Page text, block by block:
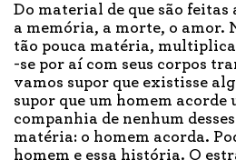
Do material de que são feitas
a memória, a morte, o amor.
tão pouca matéria,
-se por aí com seus corpos
vamos supor que existisse
supor que um homem acorde
companhia de nenhum
matéria: o homem acorda.
homem e essa história. O